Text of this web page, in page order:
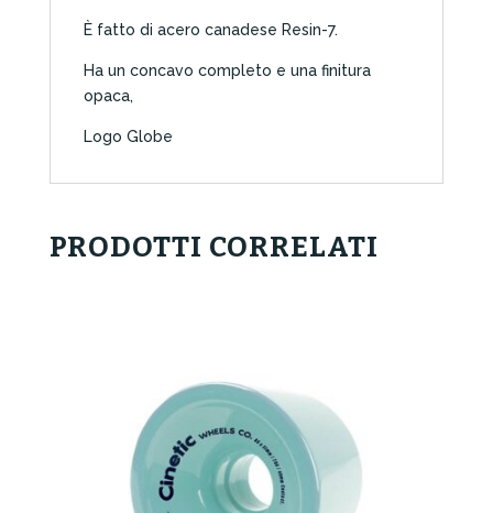
È fatto di acero canadese Resin-7.
Ha un concavo completo e una finitura
opaca,
Logo Globe
PRODOTTI CORRELATI